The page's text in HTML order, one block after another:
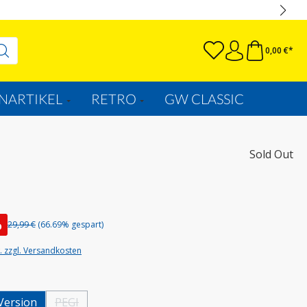
0,00 €*
RETRO GW CLASSIC
Sold Out
29,99 € (66.69% gespart)
zzgl. Versandkosten
PEGI